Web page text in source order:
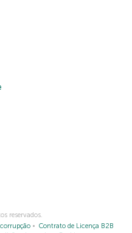
reservados.
Contrato de Licença B2B